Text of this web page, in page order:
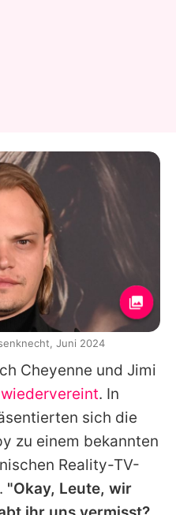
Cheyenne und Jimi
. In
sich die
zu einem bekannten
Reality-TV-
. "Okay, Leute, wir
Juni 2024